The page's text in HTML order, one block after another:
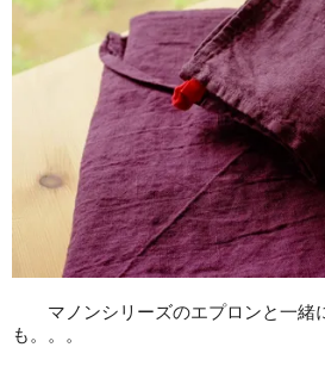
マノンシリーズのエプロンと一緒
も。。。